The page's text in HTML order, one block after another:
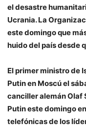
el desastre
Ucrania. La
este domingo que
huido del país desde
El primer ministro de
Putin en Moscú el
canciller alemán Olaf
Putin este domingo
telefónicas de los